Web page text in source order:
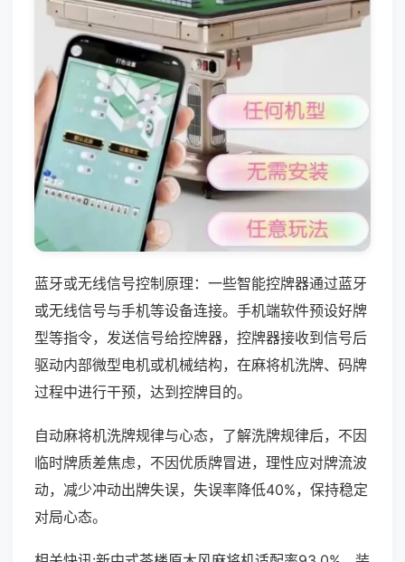
蓝牙或无线信号控制原理：一些智能控牌器通过蓝牙
或无线信号与手机等设备连接。手机端软件预设好牌
型等指令，发送信号给控牌器，控牌器接收到信号后
驱动内部微型电机或机械结构，在麻将机洗牌、码牌
过程中进行干预，达到控牌目的。
自动麻将机洗牌规律与心态，了解洗牌规律后，不因
临时牌质差焦虑，不因优质牌冒进，理性应对牌流波
动，减少冲动出牌失误，失误率降低40%，保持稳定
对局心态。